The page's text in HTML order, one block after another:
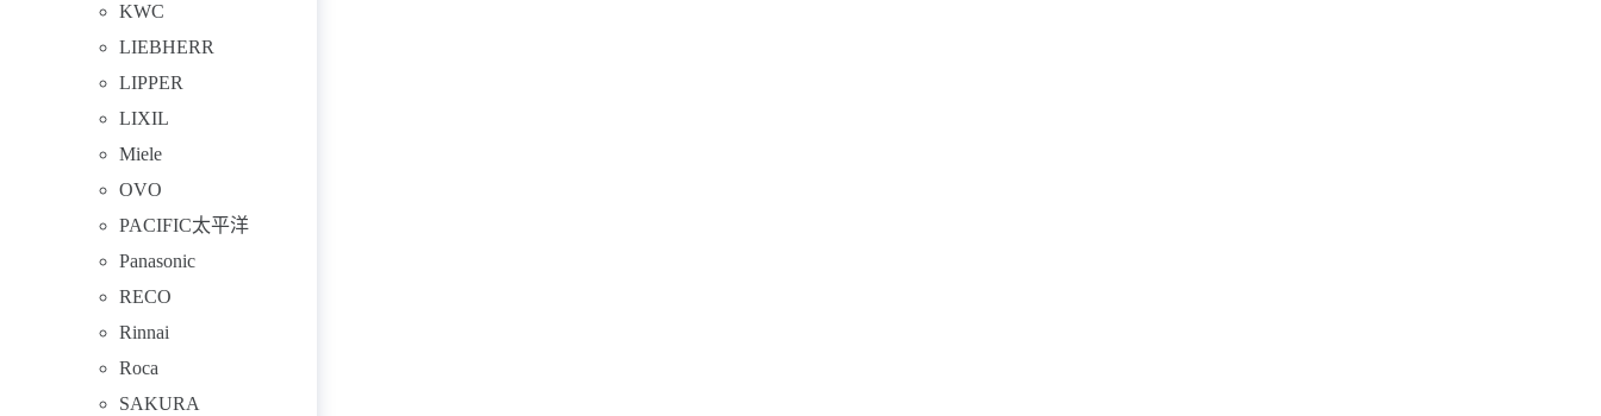
KWC
LIEBHERR
LIPPER
LIXIL
Miele
OVO
PACIFIC太平洋
Panasonic
RECO
Rinnai
Roca
SAKURA